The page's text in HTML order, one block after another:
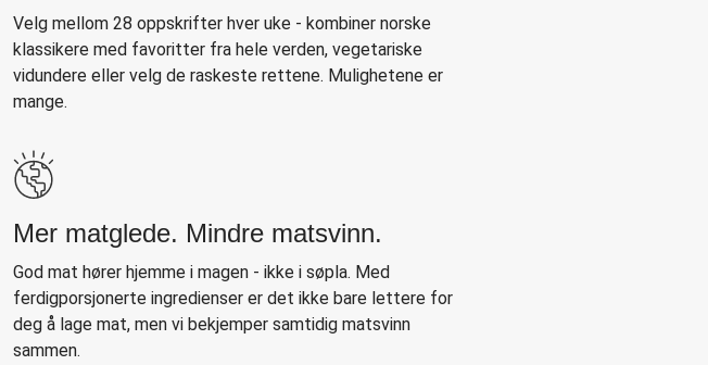
Velg mellom 28 oppskrifter hver uke - kombiner norske
klassikere med favoritter fra hele verden, vegetariske
vidundere eller velg de raskeste rettene. Mulighetene er
mange.
Mer matglede. Mindre matsvinn.
God mat hører hjemme i magen - ikke i søpla. Med
ferdigporsjonerte ingredienser er det ikke bare lettere for
deg å lage mat, men vi bekjemper samtidig matsvinn
sammen.